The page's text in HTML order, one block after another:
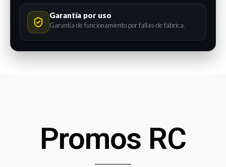
Garantía por uso
Garantía de funcionamiento por fallas de fábrica.
Promos RC